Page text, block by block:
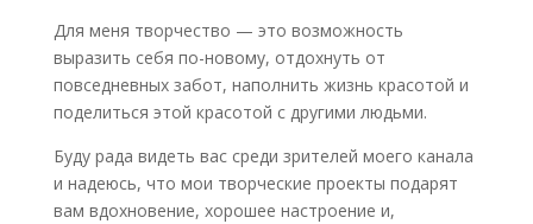
Для меня творчество — это возможность
выразить себя по-новому, отдохнуть от
повседневных забот, наполнить жизнь красотой и
поделиться этой красотой с другими людьми.
Буду рада видеть вас среди зрителей моего канала
и надеюсь, что мои творческие проекты подарят
вам вдохновение, хорошее настроение и,